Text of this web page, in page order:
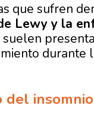
que sufren
Lewy y la
suelen
durante
del insomnio